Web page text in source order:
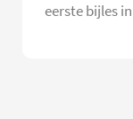
eerste bijles